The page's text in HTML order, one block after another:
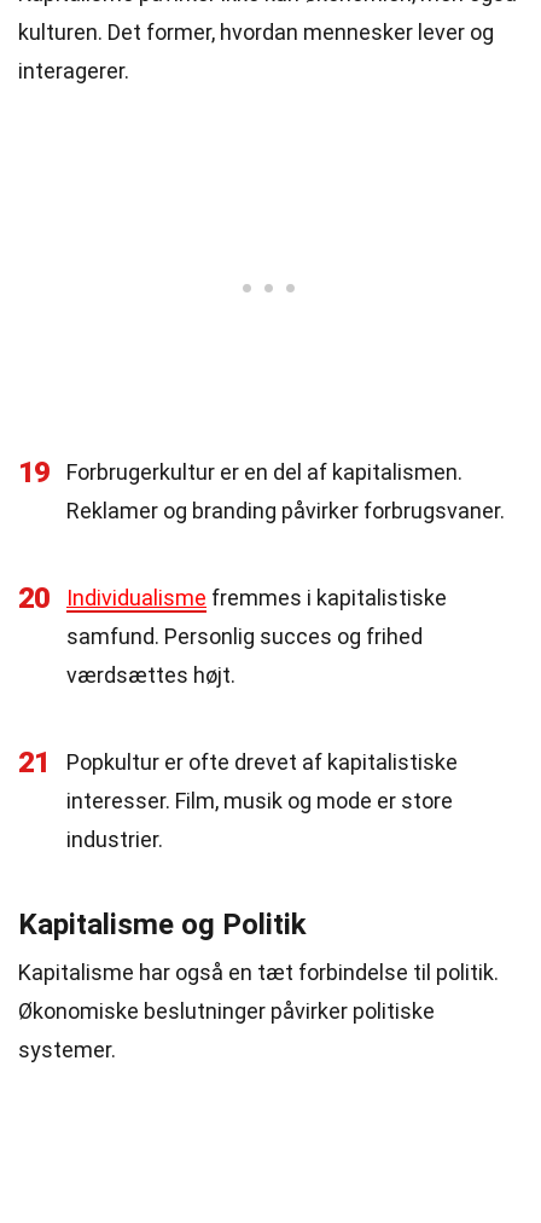
kulturen. Det former, hvordan mennesker lever og
interagerer.
19
Forbrugerkultur er en del af kapitalismen.
Reklamer og branding påvirker forbrugsvaner.
20 Individualisme fremmes i kapitalistiske
samfund. Personlig succes og frihed
værdsættes højt.
21
Popkultur er ofte drevet af kapitalistiske
interesser. Film, musik og mode er store
industrier.
Kapitalisme og Politik
Kapitalisme har også en tæt forbindelse til politik.
Økonomiske beslutninger påvirker politiske
systemer.